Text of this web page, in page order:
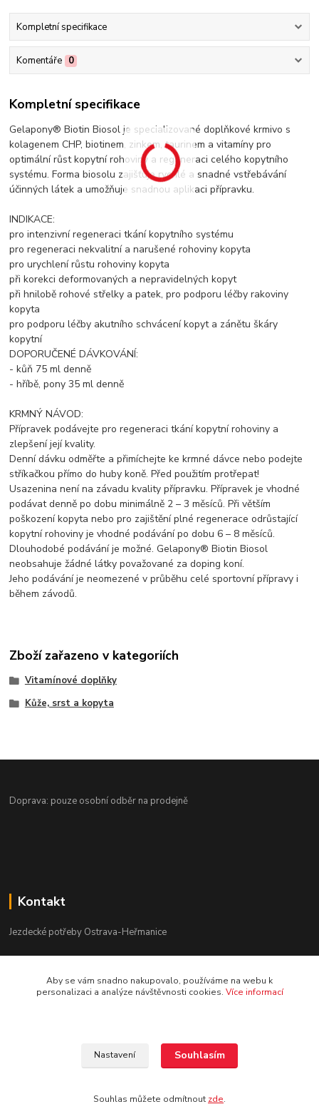
Kompletní specifikace
Komentáře 0
Kompletní specifikace
Gelapony® Biotin Biosol je specializované doplňkové krmivo s
kolagenem CHP, biotinem, zinkem, taurinem a vitamíny pro
optimální růst kopytní rohoviny a regeneraci celého kopytního
systému. Forma biosolu zajišťuje rychlé a snadné vstřebávání
účinných látek a umožňuje snadnou aplikaci přípravku.
INDIKACE:
pro intenzivní regeneraci tkání kopytního systému
pro regeneraci nekvalitní a narušené rohoviny kopyta
pro urychlení růstu rohoviny kopyta
při korekci deformovaných a nepravidelných kopyt
při hnilobě rohové střelky a patek, pro podporu léčby rakoviny
kopyta
pro podporu léčby akutního schvácení kopyt a zánětu škáry
kopytní
DOPORUČENÉ DÁVKOVÁNÍ:
- kůň 75 ml denně
- hříbě, pony 35 ml denně
KRMNÝ NÁVOD:
Přípravek podávejte pro regeneraci tkání kopytní rohoviny a
zlepšení její kvality.
Denní dávku odměřte a přimíchejte ke krmné dávce nebo podejte
stříkačkou přímo do huby koně. Před použitím protřepat!
Usazenina není na závadu kvality přípravku. Přípravek je vhodné
podávat denně po dobu minimálně 2 – 3 měsíců. Při větším
poškození kopyta nebo pro zajištění plné regenerace odrůstající
kopytní rohoviny je vhodné podávání po dobu 6 – 8 měsíců.
Dlouhodobé podávání je možné. Gelapony® Biotin Biosol
neobsahuje žádné látky považované za doping koní.
Jeho podávání je neomezené v průběhu celé sportovní přípravy i
během závodů.
Zboží zařazeno v kategoriích
Vitamínové doplňky
Kůže, srst a kopyta
Doprava: pouze osobní odběr na prodejně
Kontakt
Jezdecké potřeby Ostrava-Heřmanice
Po-Pá 9:30 - 17:30
Aby se vám snadno nakupovalo, používáme na webu k
personalizaci a analýze návštěvnosti cookies. Více informací
Nastavení Souhlasím
Souhlas můžete odmítnout zde.